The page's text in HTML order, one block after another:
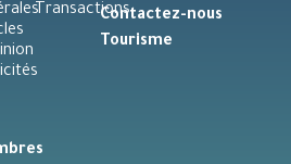
TransactionsContactez-nous
Tourisme